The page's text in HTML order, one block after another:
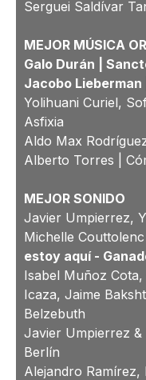
Serguei Saldívar
MEJOR MÚSICA
Galo Durán |
Jacobo Lieberman
Yolihuani Curiel,
Asfixia
Aldo Max
Alberto Torres |
MEJOR SONIDO
Javier Umpierrez,
Michelle
estoy aquí -
Isabel Muñoz
Icaza, Jaime
Belzebuth
Javier Umpierrez &
Berlín
Alejandro Ramírez,